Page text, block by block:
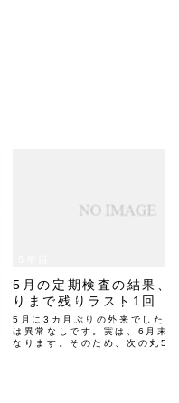
5月の定期検査の結果、
りまで残りラスト1回
5月に3カ月ぶりの外来でした。
は異常なしです。実は、6月末
なります。そのため、次の丸5
横スクロー
ルできます